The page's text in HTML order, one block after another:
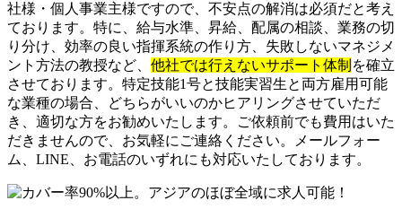
社様・個人事業主様ですので、不安点の解消は必須だと考え
ております。特に、給与水準、昇給、配属の相談、業務の切
り分け、効率の良い指揮系統の作り方、失敗しないマネジメ
ント方法の教授など、 他社では行えないサポート体制 を確立
させております。特定技能1号と技能実習生と両方雇用可能
な業種の場合、どちらがいいのかヒアリングさせていただ
き、適切な方をお勧めいたします。ご依頼前でも費用はいた
だきませんので、お気軽にご連絡ください。メールフォー
ム、LINE、お電話のいずれにも対応いたしております。